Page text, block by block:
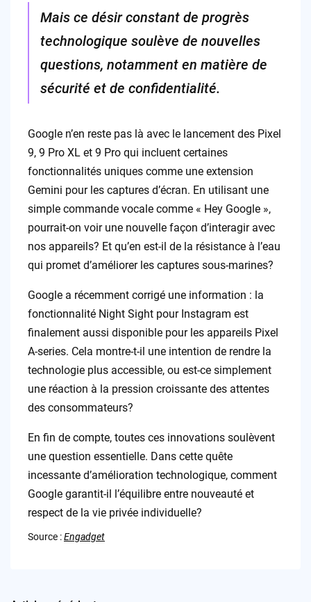
Mais ce désir constant de progrès
technologique soulève de nouvelles
questions, notamment en matière de
sécurité et de confidentialité.
Google n’en reste pas là avec le lancement des Pixel
9, 9 Pro XL et 9 Pro qui incluent certaines
fonctionnalités uniques comme une extension
Gemini pour les captures d’écran. En utilisant une
simple commande vocale comme « Hey Google »,
pourrait-on voir une nouvelle façon d’interagir avec
nos appareils? Et qu’en est-il de la résistance à l’eau
qui promet d’améliorer les captures sous-marines?
Google a récemment corrigé une information : la
fonctionnalité Night Sight pour Instagram est
finalement aussi disponible pour les appareils Pixel
A-series. Cela montre-t-il une intention de rendre la
technologie plus accessible, ou est-ce simplement
une réaction à la pression croissante des attentes
des consommateurs?
En fin de compte, toutes ces innovations soulèvent
une question essentielle. Dans cette quête
incessante d’amélioration technologique, comment
Google garantit-il l’équilibre entre nouveauté et
respect de la vie privée individuelle?
Source :Engadget